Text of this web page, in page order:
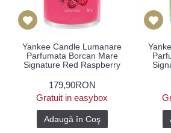
Yankee Candle Lumanare
Parfumata Borcan Mare
Signature Red Raspberry
179,90RON
Gratuit in easybox
Adaugă în Coş